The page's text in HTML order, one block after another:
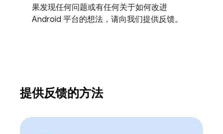
果发现任何问题或有任何关于如何改进
Android 平台的想法，请向我们提供反馈。
提供反馈的方法